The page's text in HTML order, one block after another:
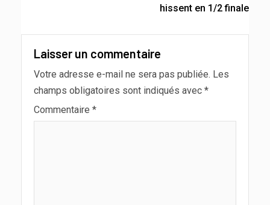
hissent en 1/2 finale
Laisser un commentaire
Votre adresse e-mail ne sera pas publiée. Les
champs obligatoires sont indiqués avec *
Commentaire *